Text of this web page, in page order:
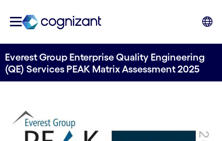
Everest Group Enterprise Quality Engineering
(QE) Services PEAK Matrix Assessment 2025